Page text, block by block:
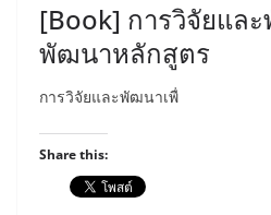
[Book] การวิจัยแล
พัฒนาหลักสูตร
การวิจัยและพัฒนาเพื่
Share this: